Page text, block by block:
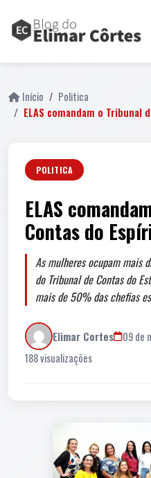
Início
Politica
ELAS comandam o Tribunal
POLITICA
ELAS
Contas do
As mulheres ocupam mais
do Tribunal de Contas do
mais de 50% das chefias
Elimar Cortes 09 de
188 visualizações